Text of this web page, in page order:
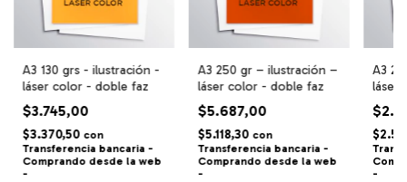
A3 130 grs - ilustración -
láser color - doble faz
$3.745,00
$3.370,50 con
Transferencia bancaria -
Comprando desde la web
-
A3 250 gr – ilustración –
láser color - doble faz
$5.687,00
$5.118,30 con
Transferencia bancaria -
Comprando desde la web
-
A3
láser
-